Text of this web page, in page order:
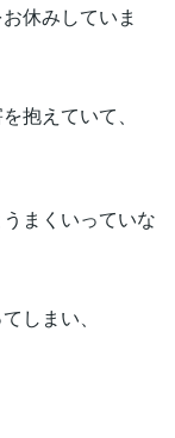
休みしていま
抱えていて、
まくいっていな
しまい、